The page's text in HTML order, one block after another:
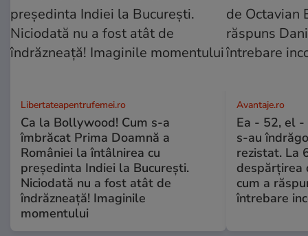
Libertateapentrufemei.ro
Ca la Bollywood! Cum s-a
îmbrăcat Prima Doamnă a
României la întâlnirea cu
președinta Indiei la București.
Niciodată nu a fost atât de
îndrăzneață! Imaginile
momentului
Avantaje.ro
Ea - 52, el -
s-au
rezistat. La
despărțirea
cum a
întrebare